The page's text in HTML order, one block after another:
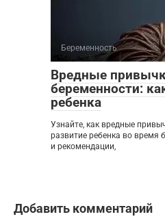
Беременность
Вредные
беременности:
ребенка
Узнайте, как вредные
развитие ребенка во время
и рекомендации,
Добавить комментарий